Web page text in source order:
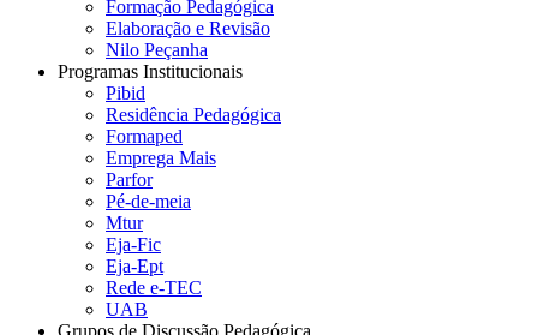
Formação Pedagógica
Elaboração e Revisão
Nilo Peçanha
Programas Institucionais
Pibid
Residência Pedagógica
Formaped
Emprega Mais
Parfor
Pé-de-meia
Mtur
Eja-Fic
Eja-Ept
Rede e-TEC
UAB